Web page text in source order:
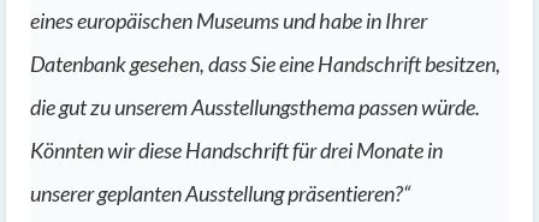
eines europäischen Museums und habe in Ihrer
Datenbank gesehen, dass Sie eine Handschrift besitzen,
die gut zu unserem Ausstellungsthema passen würde.
Könnten wir diese Handschrift für drei Monate in
unserer geplanten Ausstellung präsentieren?“